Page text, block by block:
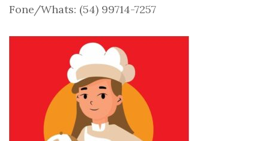
Fone/Whats: (54) 99714-7257